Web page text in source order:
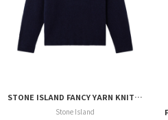
STONE ISLAND FANCY YARN KNIT CREW
Stone Island